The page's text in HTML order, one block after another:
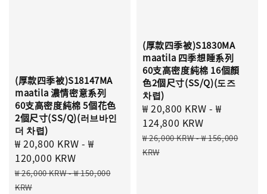
(厚款四季被)S18147MA
maatila 濃情密意系列
60支高密度純棉 5個花色
2個尺寸(SS/Q)(러브바인
더 차렵)
Sale
price
₩ 20,800 KRW -₩
120,000 KRW
Regular
price
₩ 26,000 KRW-₩ 150,000
KRW
(厚款四季被)S1830MA
maatila 四季想睡系列
60支高密度純棉 16個顏
色2個尺寸(SS/Q)(도즈
차렵)
Sale
price
₩ 20,800 KRW -₩
124,800 KRW
Regular
price
₩ 26,000 KRW-₩ 156,000
KRW